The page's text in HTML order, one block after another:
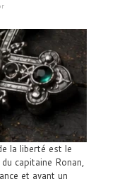
la liberté est le
capitaine Ronan,
et avant un